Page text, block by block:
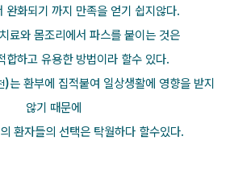
완화되기 까지 만족을 얻기 쉽지않다.
료와 몸조리에서 파스를 붙이는 것은
합하고 유용한 방법이라 할수 있다.
)는 환부에 집적붙여 일상생활에 영향을 받지
않기 때문에
환자들의 선택은 탁월하다 할수있다.